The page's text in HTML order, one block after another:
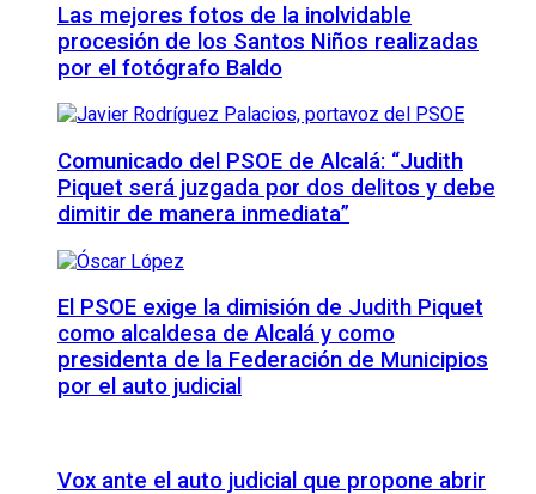
Las mejores fotos de la inolvidable
procesión de los Santos Niños realizadas
por el fotógrafo Baldo
Comunicado del PSOE de Alcalá: “Judith
Piquet será juzgada por dos delitos y debe
dimitir de manera inmediata”
El PSOE exige la dimisión de Judith Piquet
como alcaldesa de Alcalá y como
presidenta de la Federación de Municipios
por el auto judicial
Vox ante el auto judicial que propone abrir